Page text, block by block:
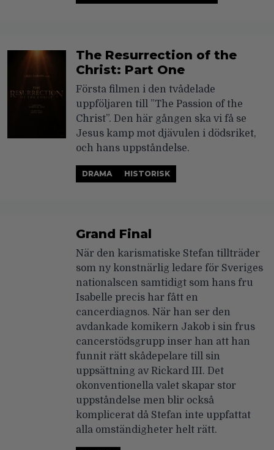
The Resurrection of the
Christ: Part One
Första filmen i den tvådelade
uppföljaren till ”The Passion of the
Christ”. Den här gången ska vi få se
Jesus kamp mot djävulen i dödsriket,
och hans uppståndelse.
DRAMA HISTORISK
Grand Final
När den karismatiske Stefan tillträder
som ny konstnärlig ledare för Sveriges
nationalscen samtidigt som hans fru
Isabelle precis har fått en
cancerdiagnos. När han ser den
avdankade komikern Jakob i sin frus
cancerstödsgrupp inser han att han
funnit rätt skådepelare till sin
uppsättning av Rickard III. Det
okonventionella valet skapar stor
uppståndelse men blir också
komplicerat då Stefan inte uppfattat
alla omständigheter helt rätt.